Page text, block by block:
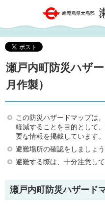
鹿児島県大島郡
瀬戸内町防災ハザ
月作製）
この防災ハザードマップは
軽減することを目的として
要な情報を掲載しています。
避難場所の確認をしましょう
避難する際は、十分注意して
瀬戸内町防災ハザード